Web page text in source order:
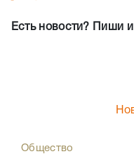
Есть новости? Пиши
Общество